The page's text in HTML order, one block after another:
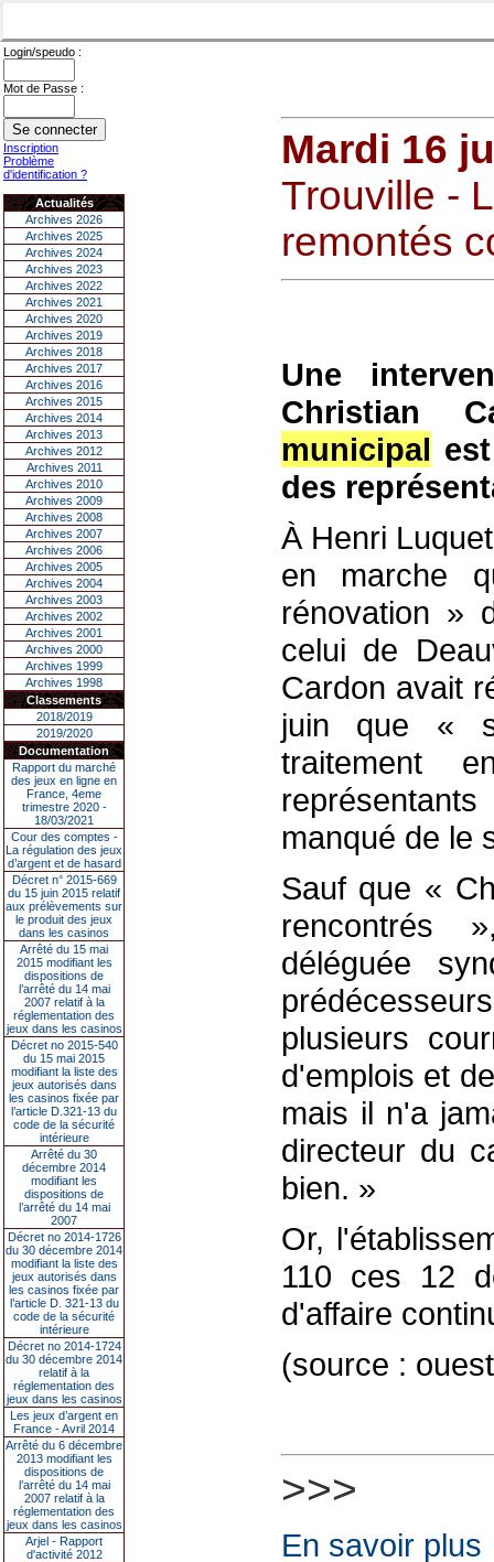
Login/speudo :
Mot de Passe :
Inscription
Problème
d'identification ?
Actualités
Archives 2026
Archives 2025
Archives 2024
Archives 2023
Archives 2022
Archives 2021
Archives 2020
Archives 2019
Archives 2018
Archives 2017
Archives 2016
Archives 2015
Archives 2014
Archives 2013
Archives 2012
Archives 2011
Archives 2010
Archives 2009
Archives 2008
Archives 2007
Archives 2006
Archives 2005
Archives 2004
Archives 2003
Archives 2002
Archives 2001
Archives 2000
Archives 1999
Archives 1998
Classements
2018/2019
2019/2020
Documentation
Rapport du marché
des jeux en ligne en
France, 4eme
trimestre 2020 -
18/03/2021
Cour des comptes -
La régulation des jeux
d’argent et de hasard
Décret n° 2015-669
du 15 juin 2015 relatif
aux prélèvements sur
le produit des jeux
dans les casinos
Arrêté du 15 mai
2015 modifiant les
dispositions de
l’arrêté du 14 mai
2007 relatif à la
réglementation des
jeux dans les casinos
Décret no 2015-540
du 15 mai 2015
modifiant la liste des
jeux autorisés dans
les casinos fixée par
l’article D.321-13 du
code de la sécurité
intérieure
Arrêté du 30
décembre 2014
modifiant les
dispositions de
l’arrêté du 14 mai
2007
Décret no 2014-1726
du 30 décembre 2014
modifiant la liste des
jeux autorisés dans
les casinos fixée par
l’article D. 321-13 du
code de la sécurité
intérieure
Décret no 2014-1724
du 30 décembre 2014
relatif à la
réglementation des
jeux dans les casinos
Les jeux d’argent en
France - Avril 2014
Arrêté du 6 décembre
2013 modifiant les
dispositions de
l’arrêté du 14 mai
2007 relatif à la
réglementation des
jeux dans les casinos
Arjel - Rapport
d'activité 2012
Mardi 16
Trouville -
remontés
Une
Christian
municipal
des
À Henri
en marche
rénovation »
celui de
Cardon avait
juin que «
traitement
manqué de le
Sauf que «
rencontrés
déléguée
plusieurs
d'emplois et
mais il n'a
directeur du
bien. »
Or,
110 ces 12
d'affaire
(source :
>>>
En savoir plus